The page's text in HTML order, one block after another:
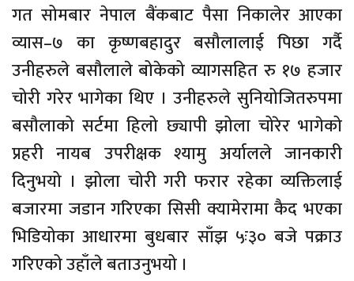
गत सोमबार नेपाल बैंकबाट पैसा निकालेर आएका
व्यास–७ का कृष्णबहादुर बसौलालाई पिछा गर्दै
उनीहरुले बसौलाले बोकेको व्यागसहित रु १७ हजार
चोरी गरेर भागेका थिए । उनीहरुले सुनियोजितरुपमा
बसौलाको सर्टमा हिलो छ्यापी झोला चोरेर भागेको
प्रहरी नायब उपरीक्षक श्यामु अर्यालले जानकारी
दिनुभयो । झोला चोरी गरी फरार रहेका व्यक्तिलाई
बजारमा जडान गरिएका सिसी क्यामेरामा कैद भएका
भिडियोका आधारमा बुधबार साँझ ५ः३० बजे पक्राउ
गरिएको उहाँले बताउनुभयो ।